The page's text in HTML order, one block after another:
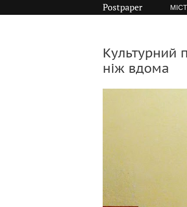
Postpaper
Культурний
ніж вдома